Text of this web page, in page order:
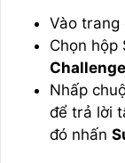
Vào trang
Chọn hộp
Challenge
Nhấp
để trả lời
đó nhấn